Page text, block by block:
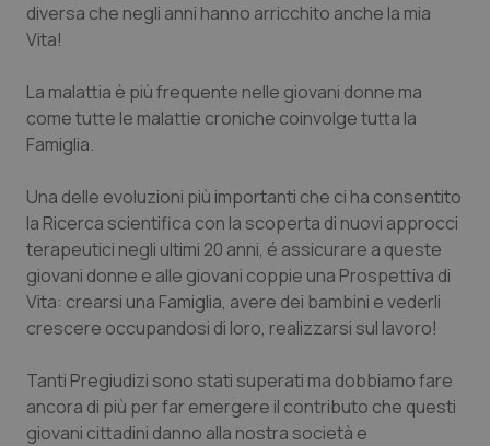
Professionisti Sanitari.AI
Basilicata
Calabria
Campania
Emilia-Romagna
Lazio
Artrite & artrosi
Asma & BPCO
Car-T
Colesterolo & coronaropatie
Diabete & glucometri
QS Club Newsletter
diversa che negli anni hanno arricchito anche la mia
Vita!
La malattia è più frequente nelle giovani donne ma
come tutte le malattie croniche coinvolge tutta la
Famiglia.
Una delle evoluzioni più importanti che ci ha consentito
la Ricerca scientifica con la scoperta di nuovi approcci
terapeutici negli ultimi 20 anni, é assicurare a queste
giovani donne e alle giovani coppie una Prospettiva di
Vita: crearsi una Famiglia, avere dei bambini e vederli
crescere occupandosi di loro, realizzarsi sul lavoro!
Tanti Pregiudizi sono stati superati ma dobbiamo fare
ancora di più per far emergere il contributo che questi
giovani cittadini danno alla nostra società e